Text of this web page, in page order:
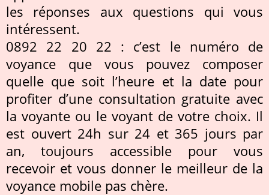
les réponses aux questions qui vous
intéressent.
0892 22 20 22 : c’est le numéro de
voyance que vous pouvez composer
quelle que soit l’heure et la date pour
profiter d’une consultation gratuite avec
la voyante ou le voyant de votre choix. Il
est ouvert 24h sur 24 et 365 jours par
an, toujours accessible pour vous
recevoir et vous donner le meilleur de la
voyance mobile pas chère.